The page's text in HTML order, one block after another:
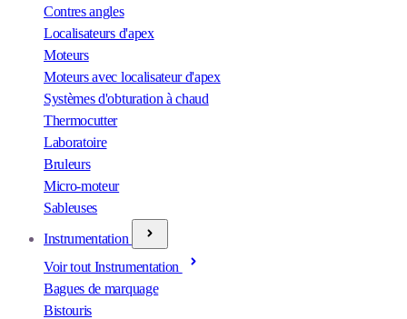
Contres angles
Localisateurs d'apex
Moteurs
Moteurs avec localisateur d'apex
Systèmes d'obturation à chaud
Thermocutter
Laboratoire
Bruleurs
Micro-moteur
Sableuses
Instrumentation
Voir tout Instrumentation
Bagues de marquage
Bistouris